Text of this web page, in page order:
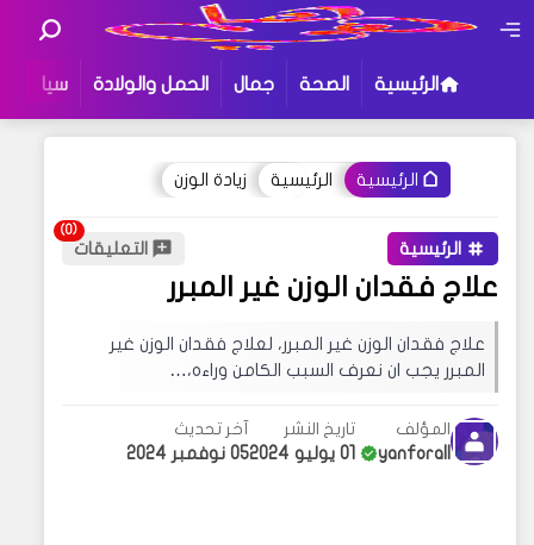
الرئيسية الصحة جمال الحمل والولادة سياحة
أو جرب إستخدام هذه الكلمات للبحث
قد يهمك البحث عن عبارات معينة في مدونتنا ،
إحدى الأقسام فهناك محتوى مثير للإهتمام قد
يروق لك !
الرئيسية الرئيسية زيادة الوزن
الرئيسية التعليقات
علاج فقدان الوزن غير المبرر
علاج فقدان الوزن غير المبرر، لعلاج فقدان الوزن غير
المبرر يجب ان نعرف السبب الكامن وراءه،…
المؤلف
yanforall
تاريخ النشر
01 يوليو 2024
آخر تحديث
05 نوفمبر 2024